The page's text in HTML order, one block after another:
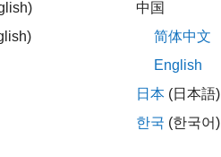
中国
简体中文
English
日本 (日本語)
한국 (한국어)